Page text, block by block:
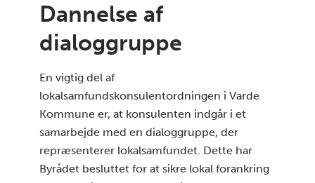
Dannelse af
dialoggruppe
En vigtig del af
lokalsamfundskonsulentordningen i Varde
Kommune er, at konsulenten indgår i et
samarbejde med en dialoggruppe, der
repræsenterer lokalsamfundet. Dette har
Byrådet besluttet for at sikre lokal forankring